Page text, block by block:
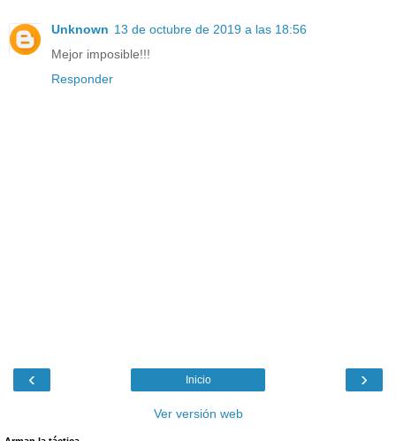
Unknown 13 de octubre de 2019 a las 18:56
Mejor imposible!!!
Responder
‹ ›
Inicio
Ver versión web